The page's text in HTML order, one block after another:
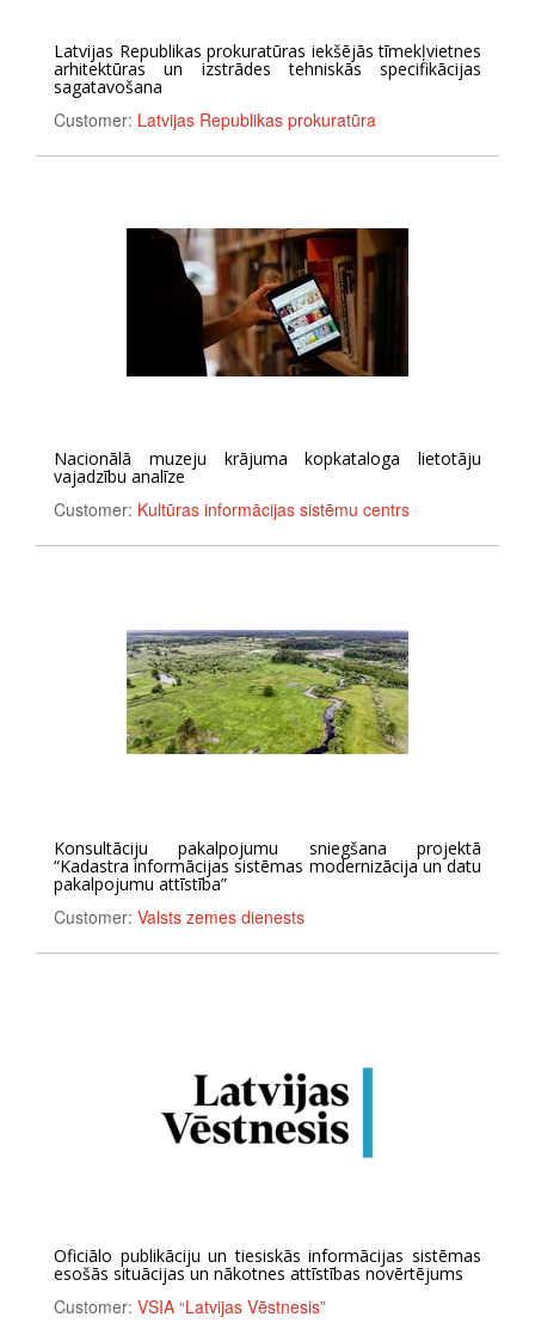
Latvijas Republikas prokuratūras iekšējās tīmekļvietnes
arhitektūras un izstrādes tehniskās specifikācijas
sagatavošana
Customer: Latvijas Republikas prokuratūra
Nacionālā muzeju krājuma kopkataloga lietotāju
vajadzību analīze
Customer: Kultūras informācijas sistēmu centrs
Konsultāciju pakalpojumu sniegšana projektā
“Kadastra informācijas sistēmas modernizācija un datu
pakalpojumu attīstība”
Customer: Valsts zemes dienests
Oficiālo publikāciju un tiesiskās informācijas sistēmas
esošās situācijas un nākotnes attīstības novērtējums
Customer: VSIA “Latvijas Vēstnesis”